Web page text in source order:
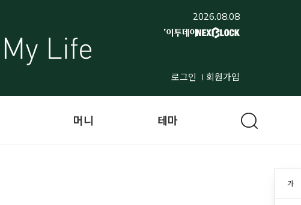
2026.08.08
로그인 회원가입
가
머니 테마